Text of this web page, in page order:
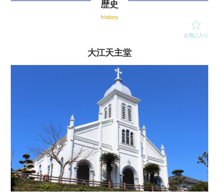
歴史
history
お気に入り
大江天主堂